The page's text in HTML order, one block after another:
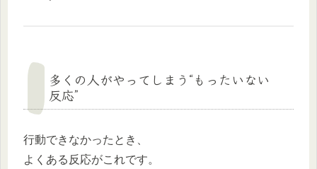
多くの人がやってしまう“もったいない
反応”
行動できなかったとき、
よくある反応がこれです。